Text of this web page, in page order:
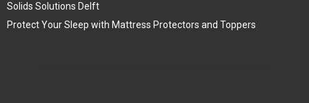
Solids Solutions Delft
Protect Your Sleep with Mattress Protectors and Toppers